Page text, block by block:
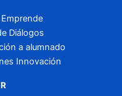
Diálogos
a alumnado
Innovación